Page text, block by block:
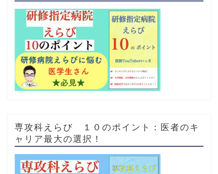
専攻科えらび １０のポイント：医者のキ
ャリア最大の選択！